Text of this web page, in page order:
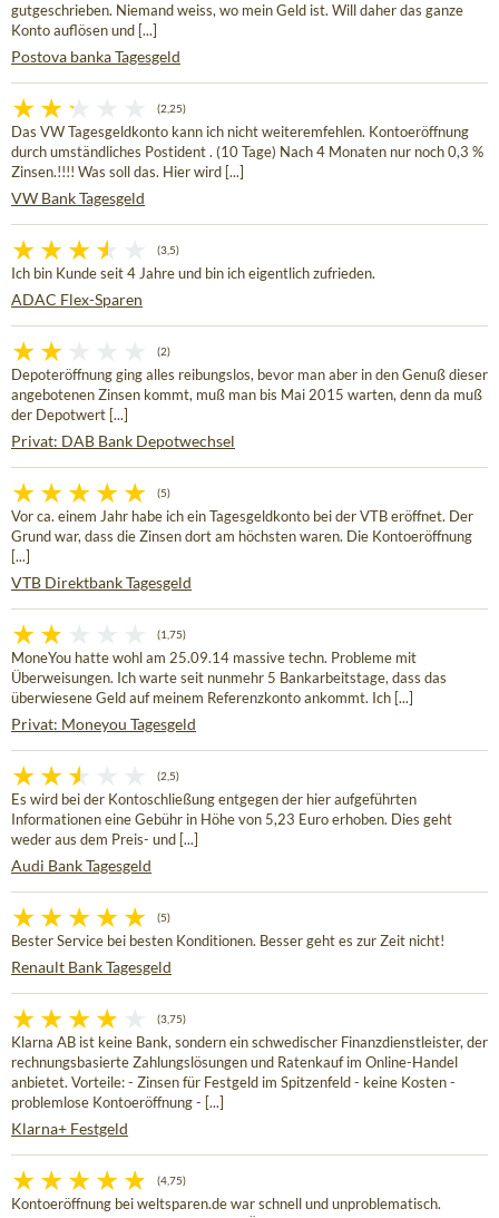
gutgeschrieben. Niemand weiss, wo mein Geld ist. Will daher das ganze
Konto auflösen und [...]
Postova banka Tagesgeld
(2,25)
Das VW Tagesgeldkonto kann ich nicht weiteremfehlen. Kontoeröffnung
durch umständliches Postident . (10 Tage) Nach 4 Monaten nur noch 0,3 %
Zinsen.!!!! Was soll das. Hier wird [...]
VW Bank Tagesgeld
(3,5)
Ich bin Kunde seit 4 Jahre und bin ich eigentlich zufrieden.
ADAC Flex-Sparen
(2)
Depoteröffnung ging alles reibungslos, bevor man aber in den Genuß dieser
angebotenen Zinsen kommt, muß man bis Mai 2015 warten, denn da muß
der Depotwert [...]
Privat: DAB Bank Depotwechsel
(5)
Vor ca. einem Jahr habe ich ein Tagesgeldkonto bei der VTB eröffnet. Der
Grund war, dass die Zinsen dort am höchsten waren. Die Kontoeröffnung
[...]
VTB Direktbank Tagesgeld
(1,75)
MoneYou hatte wohl am 25.09.14 massive techn. Probleme mit
Überweisungen. Ich warte seit nunmehr 5 Bankarbeitstage, dass das
überwiesene Geld auf meinem Referenzkonto ankommt. Ich [...]
Privat: Moneyou Tagesgeld
(2,5)
Es wird bei der Kontoschließung entgegen der hier aufgeführten
Informationen eine Gebühr in Höhe von 5,23 Euro erhoben. Dies geht
weder aus dem Preis- und [...]
Audi Bank Tagesgeld
(5)
Bester Service bei besten Konditionen. Besser geht es zur Zeit nicht!
Renault Bank Tagesgeld
(3,75)
Klarna AB ist keine Bank, sondern ein schwedischer Finanzdienstleister, der
rechnungsbasierte Zahlungslösungen und Ratenkauf im Online-Handel
anbietet. Vorteile: - Zinsen für Festgeld im Spitzenfeld - keine Kosten -
problemlose Kontoeröffnung - [...]
Klarna+ Festgeld
(4,75)
Kontoeröffnung bei weltsparen.de war schnell und unproblematisch.